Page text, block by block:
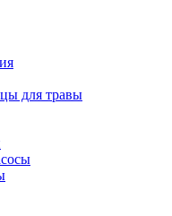
для травы